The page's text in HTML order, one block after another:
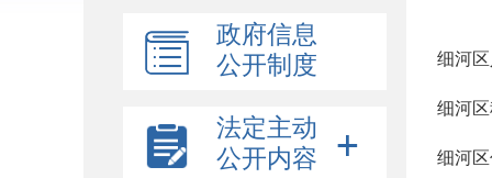
政府信息
公开制度
法定主动
公开内容
细河
细河
细河